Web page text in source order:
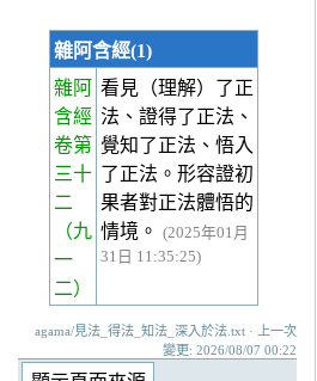
雜阿含經(1)
雜阿
含經
卷第
三十
二
（九
一
二）
看見（理解）了正
法、證得了正法、
覺知了正法、悟入
了正法。形容證初
果者對正法體悟的
情境。
(2025年01月
31日 11:35:25)
agama/見法_得法_知法_深入於法.txt · 上一次
變更: 2026/08/07 00:22